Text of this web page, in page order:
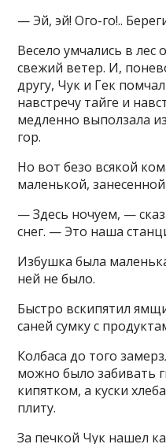
— Эй, эй! Ого-гo!..
Весело умчались в
свежий ветер. И,
другу, Чук и Гек
навстречу тайге и
медленно выползала
гор.
Но вот безо всякой
маленькой,
— Здесь ночуем, —
снег. — Это наша
Избушка была
ней не было.
Быстро вскипятил
саней сумку с
Колбаса до того
можно было забивать
кипятком, а куски
плиту.
За печкой Чук нашел